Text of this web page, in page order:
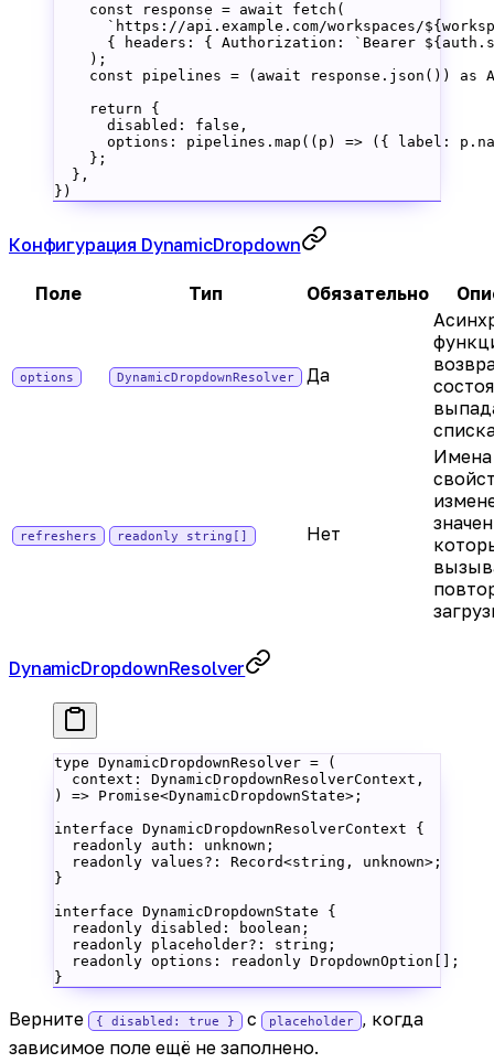
    const
response = await fetch (
      `https://api.example.com/workspaces/${
      { headers: { Authorization:
`Bearer ${ auth .
    );
    const
pipelines = ( await response. json ()) as
    return
{
      disabled:
false ,
      options: pipelines.
map (( p ) => ({ label:
    };
  },
})
Конфигурация DynamicDropdown
Поле Тип Обязательно
options DynamicDropdownResolver Да
refreshers readonly string[] Нет
Имена
DynamicDropdownResolver
type DynamicDropdownResolver = (
  context
: DynamicDropdownResolverContext ,
) => Promise<DynamicDropdownState>;
interface DynamicDropdownResolverContext {
  readonly
auth : unknown ;
  readonly
values?: Record<string , unknown>;
}
interface DynamicDropdownState {
  readonly
disabled : boolean ;
  readonly
placeholder?: string ;
  readonly
options : readonly DropdownOption [];
}
Верните { disabled: true } с placeholder , когда
зависимое поле ещё не заполнено.